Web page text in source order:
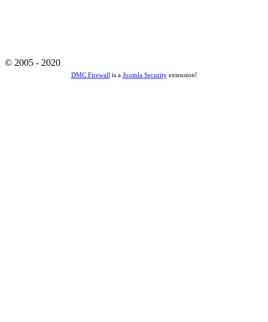
© 2005 - 2020
DMC Firewall is a Joomla Securityextension!